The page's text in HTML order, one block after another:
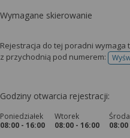
Wymagane skierowanie
Rejestracja do tej poradni
z przychodnią pod numerem:
Godziny otwarcia rejestracji:
Poniedziałek
08:00 - 16:00
Wtorek
08:00 - 16:00
Środa